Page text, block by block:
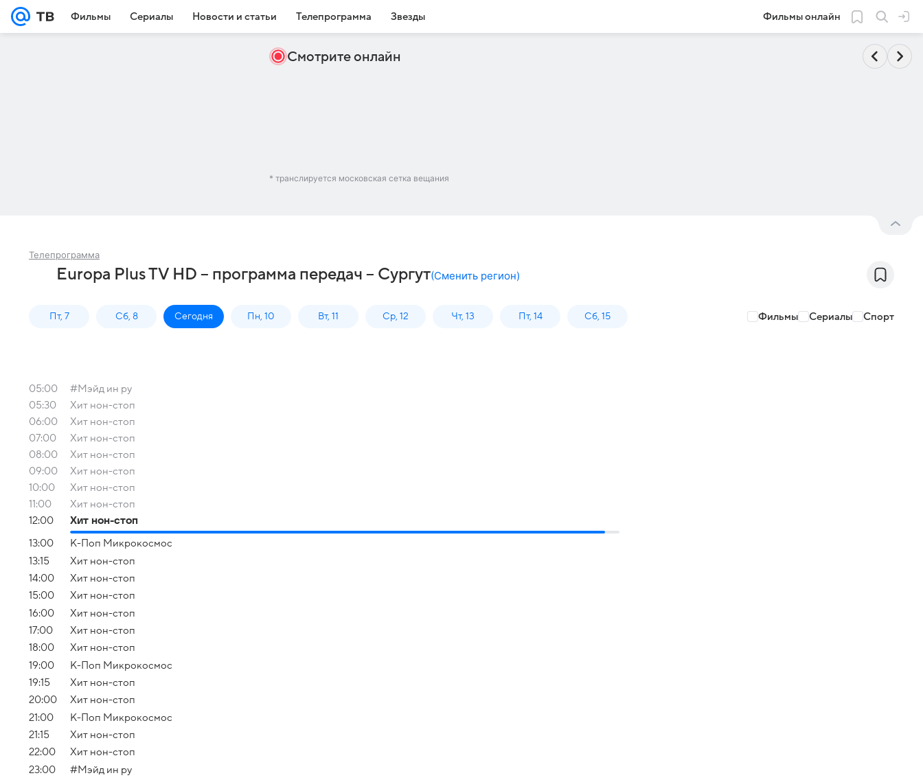
Фильмы Сериалы Новости и статьи Телепрограмма Звезды Фильмы онлайн
Смотрите онлайн
* транслируется московская сетка вещания
Телепрограмма
Europa Plus TV HD – программа передач – Сургут(Сменить регион)
Пт, 7 Сб, 8 Сегодня Пн, 10 Вт, 11 Ср, 12 Чт, 13 Пт, 14 Сб, 15 Фильмы Сериалы Спорт
05:00
#Мэйд ин ру
05:30
Хит нон-стоп
06:00
Хит нон-стоп
07:00
Хит нон-стоп
08:00
Хит нон-стоп
09:00
Хит нон-стоп
10:00
Хит нон-стоп
11:00
Хит нон-стоп
12:00
Хит нон-стоп
13:00
К-Поп Микрокосмос
13:15
Хит нон-стоп
14:00
Хит нон-стоп
15:00
Хит нон-стоп
16:00
Хит нон-стоп
17:00
Хит нон-стоп
18:00
Хит нон-стоп
19:00
К-Поп Микрокосмос
19:15
Хит нон-стоп
20:00
Хит нон-стоп
21:00
К-Поп Микрокосмос
21:15
Хит нон-стоп
22:00
Хит нон-стоп
23:00
#Мэйд ин ру